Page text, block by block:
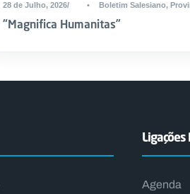
28 de Julho, 2026 • Boletim Salesiano,
“Magnifica Humanitas”
Ligações
Agenda